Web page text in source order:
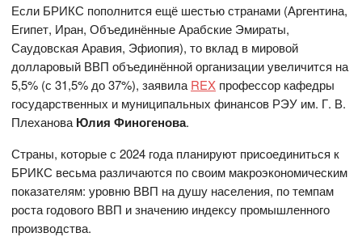
Если БРИКС пополнится ещё шестью странами (Аргентина,
Египет, Иран, Объединённые Арабские Эмираты,
Саудовская Аравия, Эфиопия), то вклад в мировой
долларовый ВВП объединённой организации увеличится на
5,5% (с 31,5% до 37%), заявила REX профессор кафедры
государственных и муниципальных финансов РЭУ им. Г. В.
Плеханова Юлия Финогенова.
Страны, которые с 2024 года планируют присоединиться к
БРИКС весьма различаются по своим макроэкономическим
показателям: уровню ВВП на душу населения, по темпам
роста годового ВВП и значению индексу промышленного
производства.